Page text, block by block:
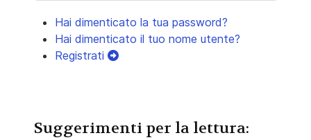
Hai dimenticato la tua password?
Hai dimenticato il tuo nome utente?
Registrati
Suggerimenti per la lettura: